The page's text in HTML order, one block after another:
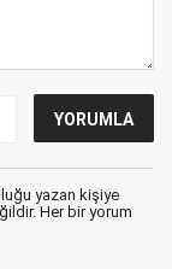
yazan kişiye
Her bir yorum